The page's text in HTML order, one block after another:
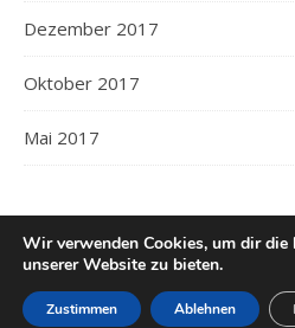
Dezember 2017
Oktober 2017
Mai 2017
Ashe Theme vonWP Royal.
Wir verwenden Cookies, um dir
unserer Website zu bieten.
Zustimmen Ablehnen